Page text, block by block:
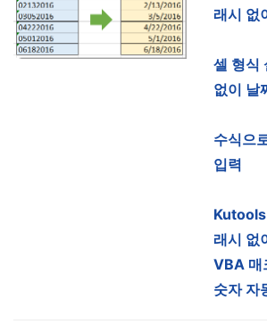
래시 없
셀 형식
없이 날
수식으
입력
래시 없
VBA 매
숫자 자